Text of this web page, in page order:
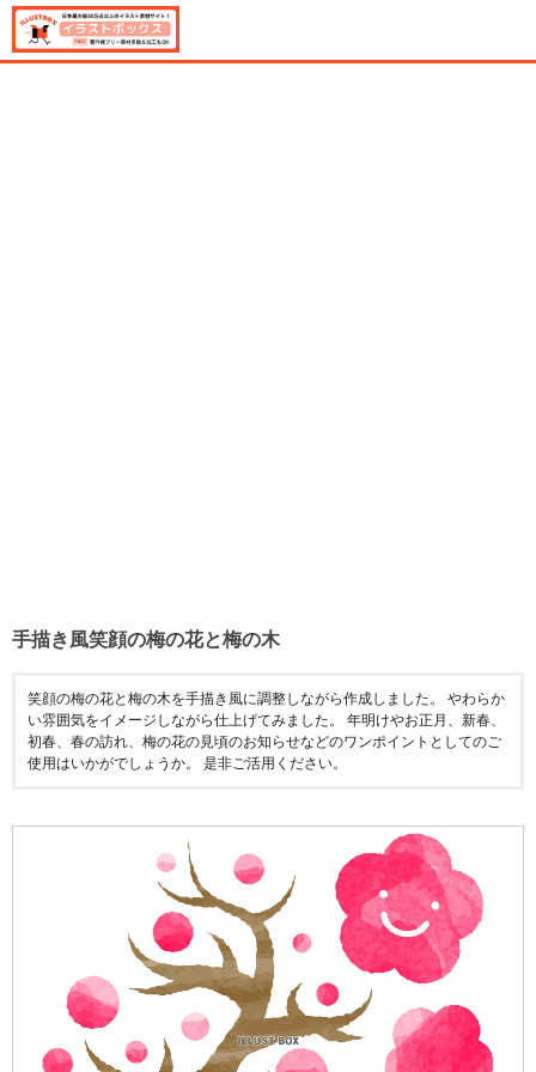
手描き風笑顔の梅の花と梅の木
笑顔の梅の花と梅の木を手描き風に調整しながら作成しました。 やわらか
い雰囲気をイメージしながら仕上げてみました。 年明けやお正月、新春、
初春、春の訪れ、梅の花の見頃のお知らせなどのワンポイントとしてのご
使用はいかがでしょうか。 是非ご活用ください。